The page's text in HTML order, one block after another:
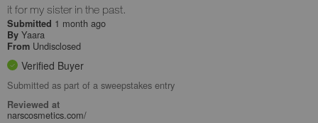
it for my sister in the past.
Submitted 1 month ago
By Yaara
From Undisclosed
Verified Buyer
Submitted as part of a sweepstakes entry
Reviewed at
narscosmetics.com/